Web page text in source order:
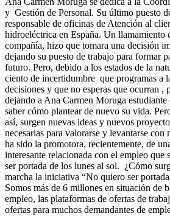
y Gestión de Personal. Su último puesto
responsable de oficinas de Atención al
hidroeléctrica en España. Un llamamiento
compañía, hizo que tomara una decisión
dejando su puesto de trabajo para formar
futuro. Pero, debido a los estados de la
ciento de incertidumbre que programas a
decisiones y que no esperas que ocurran ,
dejando a Ana Carmen Moruga
saber cómo plantear de nuevo su vida.
así, surgen nuevas ideas y nuevos
necesarias para valorarse y levantarse con
ha sido la promotora, recientemente, de
interesante relacionada con el empleo que
ser portada de los lunes al sol. ¿Cómo
marcha la iniciativa “No quiero ser
Somos más de 6 millones en situación de
empleo, las plataformas de ofertas de
ofertas para muchos demandantes de